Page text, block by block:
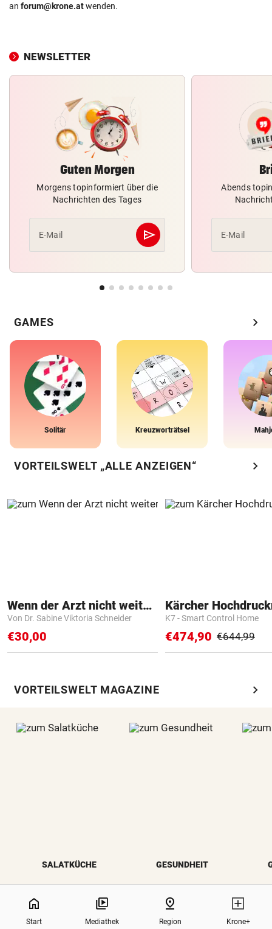
an forum@krone.atwenden.
NEWSLETTER
Guten Morgen
Morgens topinformiert über die
Nachrichten des Tages
E-Mail send
Abschicken
Abends
E-Mail
GAMES chevron_right
Solitär Kreuzworträtsel
VORTEILSWELT „ALLE ANZEIGEN“ chevron_right
Wenn der Arzt nicht weiter weiß
Von Dr. Sabine Viktoria Schneider
€30,00
Kärcher
K7 - Smart Control Home
€474,90 €644,99
VORTEILSWELT MAGAZINE chevron_right
SALATKÜCHE GESUNDHEIT
home
Start Mediathek
pin_drop
Region Krone+
NaN%